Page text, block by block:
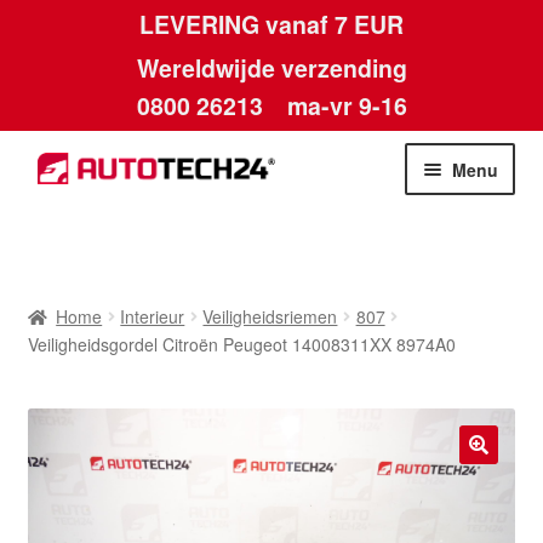
LEVERING vanaf 7 EUR
Wereldwijde verzending
0800 26213 ma-vr 9-16
Skip
to
Skip
to
Menu
Home Interieur Veiligheidsriemen
807
Veiligheidsgordel Citroën Peugeot 14008311XX 8974A0
🔍